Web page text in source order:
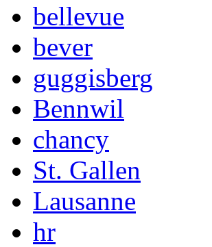
bellevue
bever
guggisberg
Bennwil
chancy
St. Gallen
Lausanne
hr